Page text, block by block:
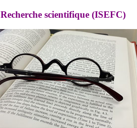
Recherche scientifique (ISEFC)